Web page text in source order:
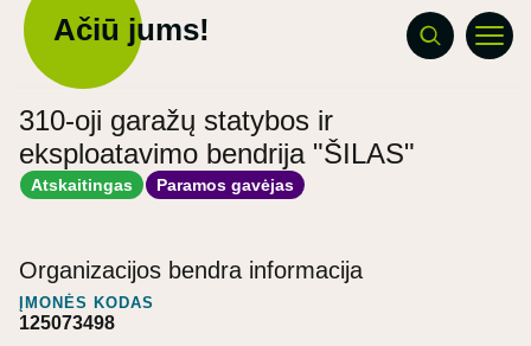
Ačiū jums!
310-oji garažų statybos ir
eksploatavimo bendrija "ŠILAS"
Atskaitingas Paramos gavėjas
Organizacijos bendra informacija
ĮMONĖS KODAS
125073498